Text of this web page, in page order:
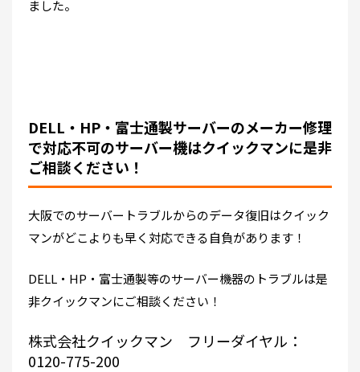
ました。
DELL・HP・富士通製サーバーのメーカー修理
で対応不可のサーバー機はクイックマンに是非
ご相談ください！
大阪でのサーバートラブルからのデータ復旧はクイック
マンがどこよりも早く対応できる自負があります！
DELL・HP・富士通製等のサーバー機器のトラブルは是
非クイックマンにご相談ください！
株式会社クイックマン フリーダイヤル：
0120-775-200